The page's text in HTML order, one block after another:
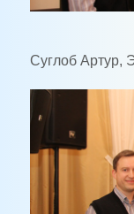
Суглоб Артур,